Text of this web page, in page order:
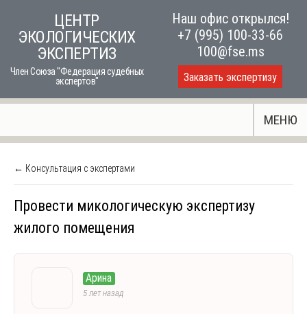
content
ЦЕНТР
ЭКОЛОГИЧЕСКИХ
ЭКСПЕРТИЗ
Член Союза "Федерация судебных
экспертов"
Наш офис открылся!
+7 (995) 100-33-66
100@fse.ms
Заказать экспертизу
МЕНЮ
← Консультация с экспертами
Провести микологическую экспертизу
жилого помещения
Арина
5 лет назад